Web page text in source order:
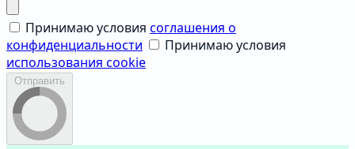
Принимаю условия соглашения о
конфиденциальности
Принимаю условия
использования cookie
Отправить